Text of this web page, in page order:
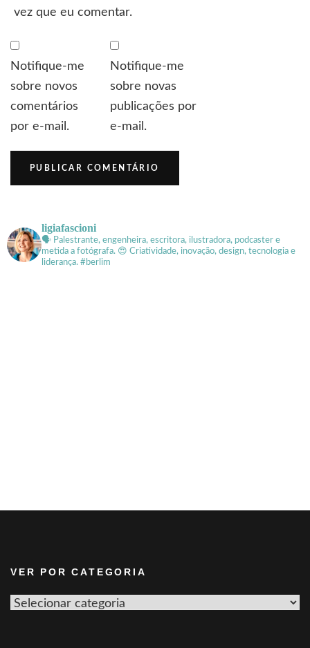
vez que eu comentar.
Notifique-me
sobre novos
comentários
por e-mail.
Notifique-me
sobre novas
publicações por
e-mail.
ligiafascioni
🗣 Palestrante, engenheira, escritora, ilustradora, podcaster e
metida a fotógrafa. 😍 Criatividade, inovação, design, tecnologia e
liderança. #berlim
VER POR CATEGORIA
Ver